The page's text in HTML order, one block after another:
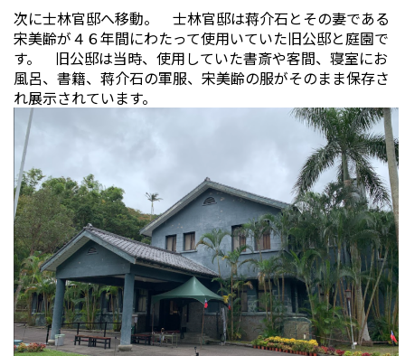
次に士林官邸へ移動。 士林官邸は蒋介石とその妻である
宋美齢が４６年間にわたって使用いていた旧公邸と庭園で
す。 旧公邸は当時、使用していた書斎や客間、寝室にお
風呂、書籍、蒋介石の軍服、宋美齢の服がそのまま保存さ
れ展示されています。